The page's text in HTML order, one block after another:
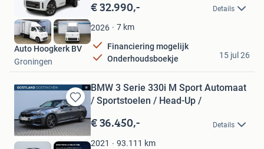
in
Favorieten
€ 32.990,- Details
2026 7 km
Financiering mogelijk
Onderhoudsboekje
Auto Hoogkerk BV
Groningen
15 jul 26
Bewaren
in
Mijn
Favorieten
BMW 3 Serie 330i M Sport Automaat
/ Sportstoelen / Head-Up /
€ 36.450,- Details
2021 93.111 km